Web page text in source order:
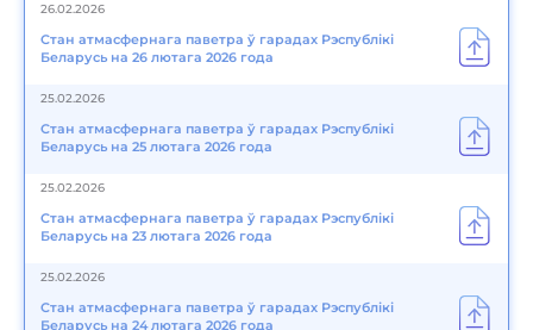
26.02.2026
Стан атмасфернага паветра ў гарадах Рэспублікі
Беларусь на 26 лютага 2026 года
25.02.2026
Стан атмасфернага паветра ў гарадах Рэспублікі
Беларусь на 25 лютага 2026 года
25.02.2026
Стан атмасфернага паветра ў гарадах Рэспублікі
Беларусь на 23 лютага 2026 года
25.02.2026
Стан атмасфернага паветра ў гарадах Рэспублікі
Беларусь на 24 лютага 2026 года